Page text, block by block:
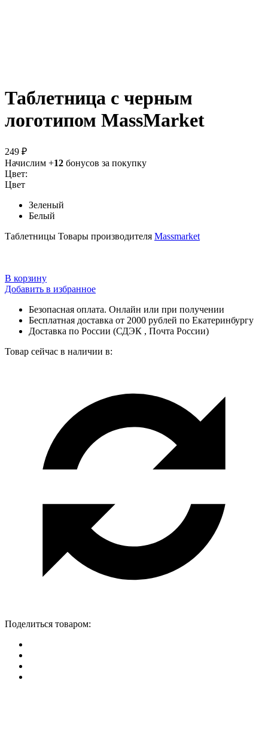
Таблетница c черным
логотипом MassMarket
249 ₽
Начислим +12 бонусов за покупку
Цвет:
Цвет
Зеленый
Белый
Таблетницы Товары производителя Massmarket
В корзину
Добавить в избранное
Безопасная оплата. Онлайн или при получении
Бесплатная доставка от 2000 рублей по Екатеринбургу
Доставка по России (СДЭК , Почта России)
Товар сейчас в наличии в:
Поделиться товаром: